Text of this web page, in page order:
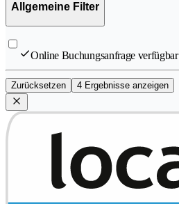
Allgemeine Filter
Online Buchungsanfrage verfügbar
Zurücksetzen 4 Ergebnisse anzeigen